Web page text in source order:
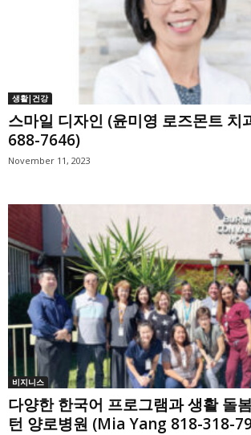
생활|건강
스마일 디자인 (윤미영 로즈몬트 치
688-7646)
November 11, 2023
비지니스
다양한 한국어 프로그램과 생활 돌
턴 양로병원 (Mia Yang 818-318-